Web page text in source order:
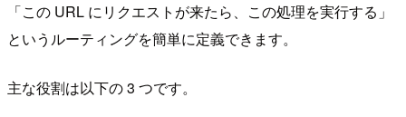
「この URL にリクエストが来たら、この処理を実行する」
というルーティングを簡単に定義できます。
主な役割は以下の 3 つです。